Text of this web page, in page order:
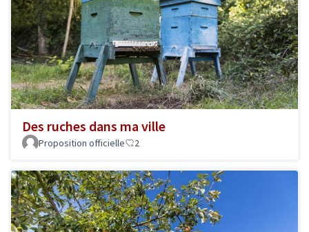
Des ruches dans ma ville
Proposition officielle 2